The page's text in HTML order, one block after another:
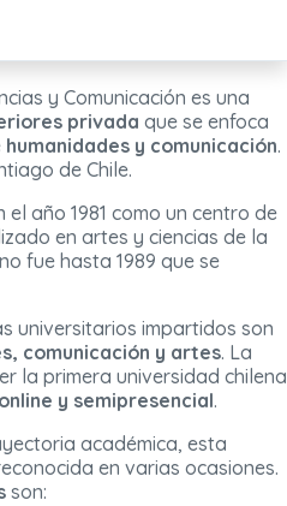
y Comunicación es una
privada que se enfoca
humanidades y comunicación.
de Chile.
año 1981 como un centro de
en artes y ciencias de la
fue hasta 1989 que se
universitarios impartidos son
comunicación y artes. La
la primera universidad chilena
y semipresencial.
académica, esta
en varias ocasiones.
son: